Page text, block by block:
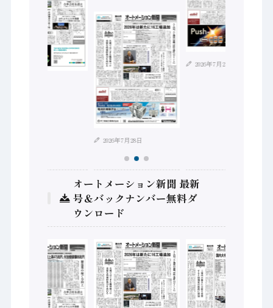
2026年7月28日
2026年7月21日
オートメーション新聞 最新
号＆バックナンバー無料ダ
ウンロード